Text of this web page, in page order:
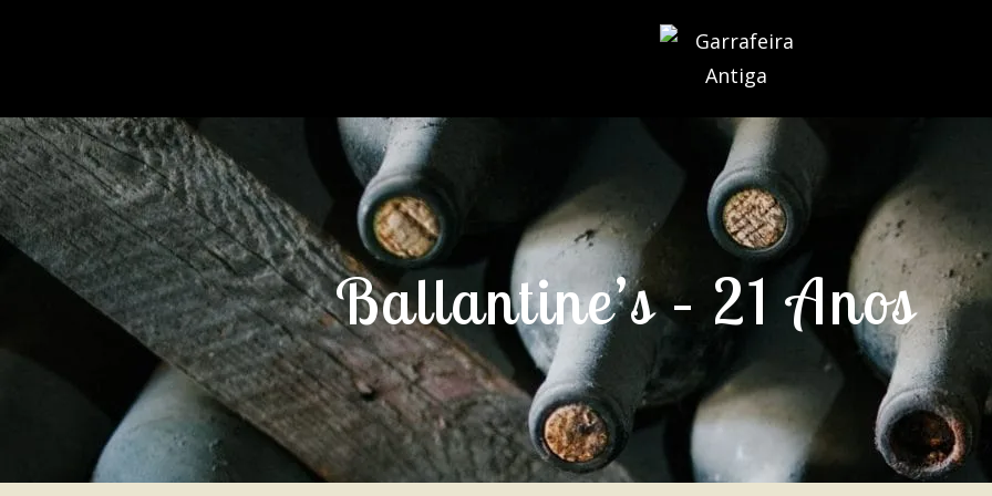
Ballantine’s – 21 Anos